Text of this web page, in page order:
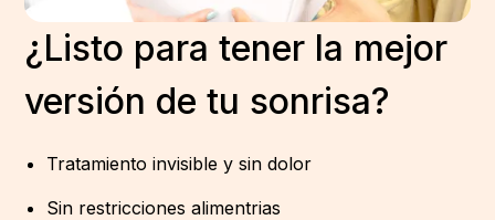
¿Listo para tener la mejor
versión de tu sonrisa?
Tratamiento invisible y sin dolor
Sin restricciones alimentrias